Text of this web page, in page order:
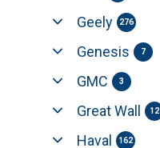
Geely 276
Genesis 7
GMC 3
Great Wall 12
Haval 162